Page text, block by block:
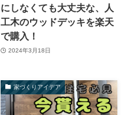
にしなくても大丈夫な、人
工木のウッドデッキを楽天
で購入！
2024年3月18日
家づくりアイデア